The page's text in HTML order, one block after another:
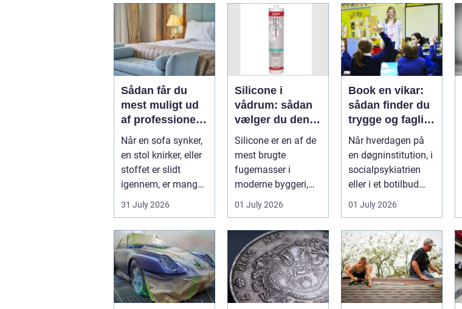
Sådan får du
mest muligt ud
af professionel
møbelpolstring
Når en sofa synker,
en stol knirker, eller
stoffet er slidt
igennem, er mange
fristede til bar...
31 July 2026
Silicone i
vådrum: sådan
vælger du den
rigtige
fugemasse
Silicone er en af de
mest brugte
fugemasser i
moderne byggeri,
især i badeværelser,
køkkener og andr...
01 July 2026
Book en vikar:
sådan finder du
trygge og fagligt
stærke
løsninger
Når hverdagen på
en døgninstitution, i
socialpsykiatrien
eller i et botilbud
pludselig ændrer
sig, k...
01 July 2026